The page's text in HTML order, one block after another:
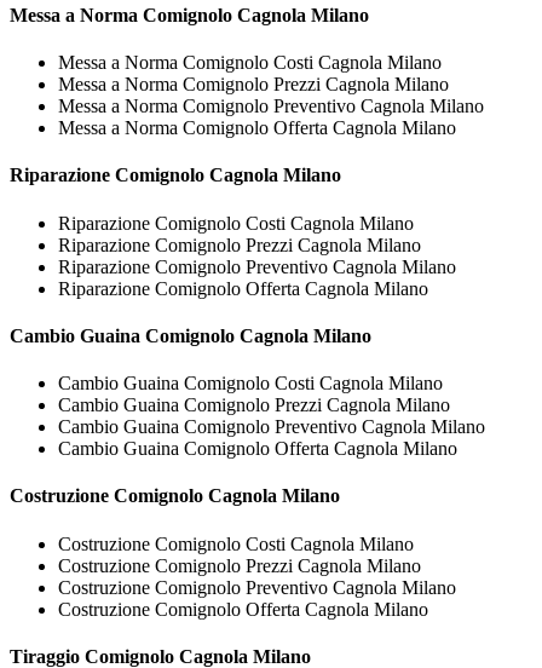
Messa a Norma Comignolo Cagnola Milano
Messa a Norma Comignolo Costi Cagnola Milano
Messa a Norma Comignolo Prezzi Cagnola Milano
Messa a Norma Comignolo Preventivo Cagnola Milano
Messa a Norma Comignolo Offerta Cagnola Milano
Riparazione Comignolo Cagnola Milano
Riparazione Comignolo Costi Cagnola Milano
Riparazione Comignolo Prezzi Cagnola Milano
Riparazione Comignolo Preventivo Cagnola Milano
Riparazione Comignolo Offerta Cagnola Milano
Cambio Guaina Comignolo Cagnola Milano
Cambio Guaina Comignolo Costi Cagnola Milano
Cambio Guaina Comignolo Prezzi Cagnola Milano
Cambio Guaina Comignolo Preventivo Cagnola Milano
Cambio Guaina Comignolo Offerta Cagnola Milano
Costruzione Comignolo Cagnola Milano
Costruzione Comignolo Costi Cagnola Milano
Costruzione Comignolo Prezzi Cagnola Milano
Costruzione Comignolo Preventivo Cagnola Milano
Costruzione Comignolo Offerta Cagnola Milano
Tiraggio Comignolo Cagnola Milano